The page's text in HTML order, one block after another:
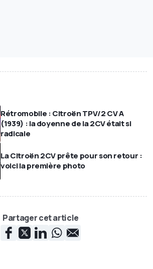
Rétromobile : Citroën TPV/2 CV A
(1939) : la doyenne de la 2CV était si
radicale
La Citroën 2CV prête pour son retour :
voici la première photo
Partager cet article